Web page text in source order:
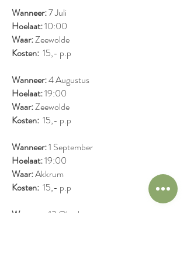
Wanneer:7 Juli
Hoelaat:10:00
Waar:Zeewolde
Kosten: 15,- p.p
Wanneer:4 Augustus
Hoelaat:19:00
Waar:Zeewolde
Kosten: 15,- p.p
Wanneer:1 September
Hoelaat:19:00
Waar:Akkrum
Kosten: 15,- p.p
Wanneer: 13 Oktober